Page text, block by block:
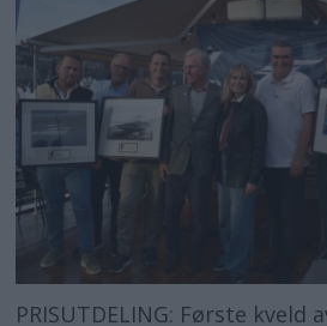
Arkiv
Video
Logg inn
PRISUTDELING: Første kveld